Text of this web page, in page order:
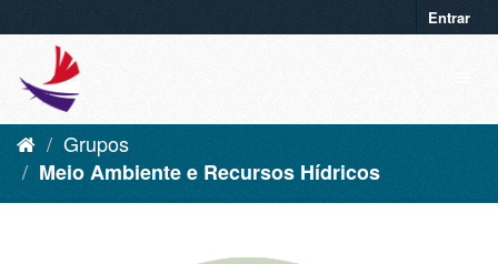
Entrar
Grupos
Meio Ambiente e Recursos Hídricos